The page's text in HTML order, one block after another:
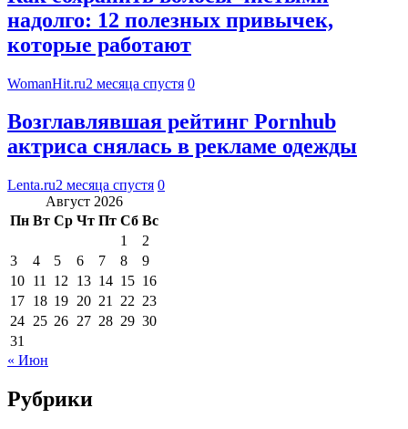
надолго: 12 полезных привычек,
которые работают
WomanHit.ru2 месяца спустя 0
Возглавлявшая рейтинг Pornhub
актриса снялась в рекламе одежды
Lenta.ru2 месяца спустя 0
Август 2026
Пн Вт Ср Чт Пт Сб Вс
1
2
3
4 5 6 7 8
9
10 11 12 13 14 15 16
17 18 19 20 21 22 23
24 25 26 27 28 29 30
31
« Июн
Рубрики